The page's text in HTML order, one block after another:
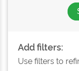
Add filters:
Use filters to